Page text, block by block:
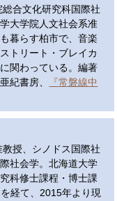
合文化研究科国際社
大学院人文社会系准
暮らす柏市で、音楽
トリート・ブレイカ
関わっている。編著
亜紀書房、
『常磐線中
授、シノドス国際社
社会学。北海道大学
科修士課程・博士課
経て、2015年より現